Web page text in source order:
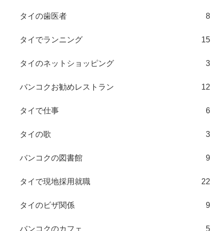
タイの歯医者 8
タイでランニング 15
タイのネットショッピング 3
バンコクお勧めレストラン 12
タイで仕事 6
タイの歌 3
バンコクの図書館 9
タイで現地採用就職 22
タイのビザ関係 9
バンコクのカフェ 5